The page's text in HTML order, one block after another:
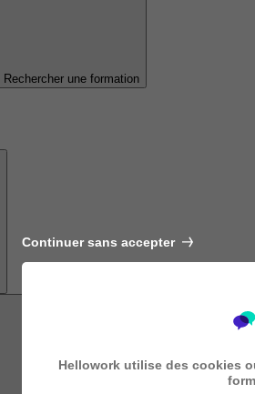
Rechercher une formation
Continuer sans accepter
Hellowork utilise des cookies